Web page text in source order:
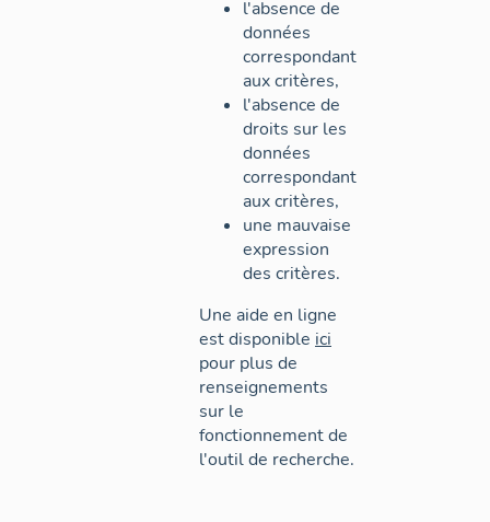
l'absence de
données
correspondant
aux critères,
l'absence de
droits sur les
données
correspondant
aux critères,
une mauvaise
expression
des critères.
Une aide en ligne
est disponible ici
pour plus de
renseignements
sur le
fonctionnement de
l'outil de recherche.